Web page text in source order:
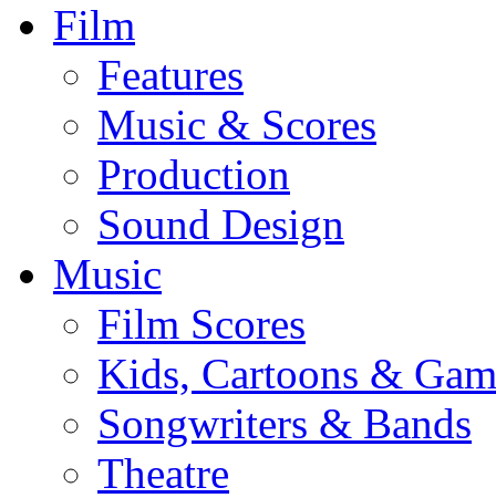
Film
Features
Music & Scores
Production
Sound Design
Music
Film Scores
Kids, Cartoons &
Songwriters & Bands
Theatre